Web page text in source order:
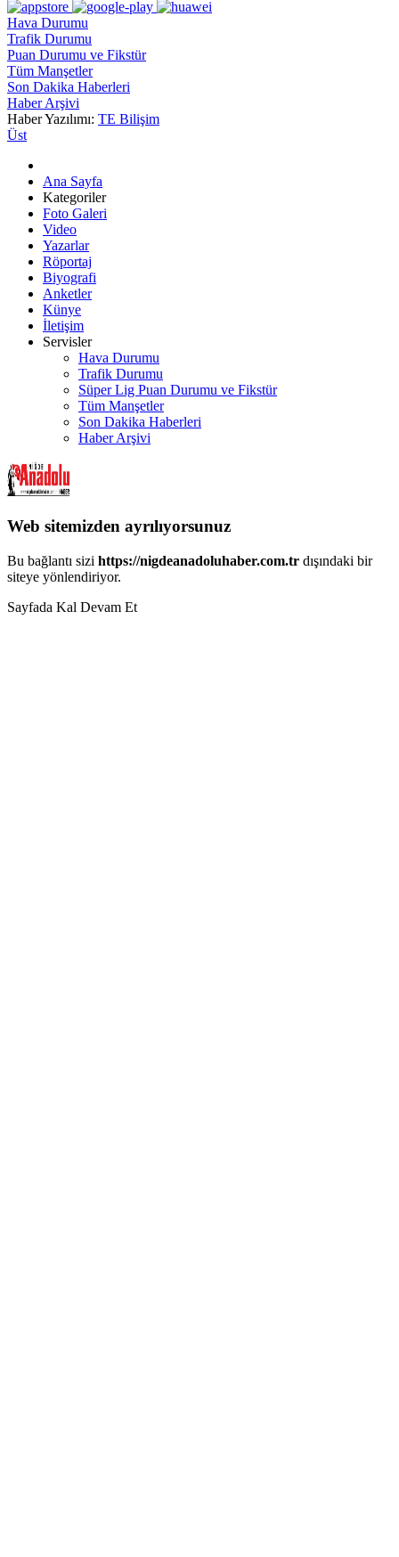
Hava Durumu
Trafik Durumu
Puan Durumu ve Fikstür
Tüm Manşetler
Son Dakika Haberleri
Haber Arşivi
Haber Yazılımı: TE Bilişim
Üst
Ana Sayfa
Kategoriler
Foto Galeri
Video
Yazarlar
Röportaj
Biyografi
Anketler
Künye
İletişim
Servisler
Hava Durumu
Trafik Durumu
Süper Lig Puan Durumu ve Fikstür
Tüm Manşetler
Son Dakika Haberleri
Haber Arşivi
Web sitemizden ayrılıyorsunuz
Bu bağlantı sizi https://nigdeanadoluhaber.com.tr dışındaki bir
siteye yönlendiriyor.
Sayfada Kal Devam Et